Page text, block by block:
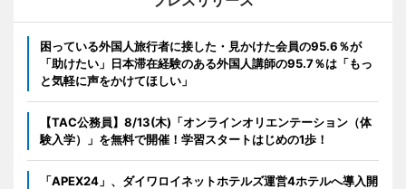
困っている外国人旅行者に接した・見かけた会員の95.6％が
「助けたい」日本滞在経験のある外国人講師の95.7％は「もっ
と気軽に声をかけてほしい」
【TAC公務員】8/13(木)「オンラインオリエンテーション（体
験入学）」を無料で開催！学習スタートはじめの1歩！
「APEX24」、ダイワロイネットホテルズ運営4ホテルへ導入開